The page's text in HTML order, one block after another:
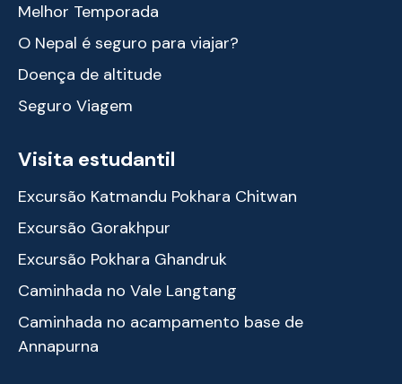
Melhor Temporada
O Nepal é seguro para viajar?
Doença de altitude
Seguro Viagem
Visita estudantil
Excursão Katmandu Pokhara Chitwan
Excursão Gorakhpur
Excursão Pokhara Ghandruk
Caminhada no Vale Langtang
Caminhada no acampamento base de
Annapurna